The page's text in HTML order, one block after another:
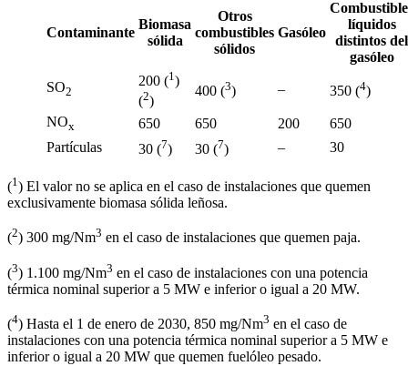
Contaminante
Biomasa
sólida
Otros
combustibles
sólidos
Gasóleo
líquidos
distintos del
gasóleo
SO2
200 (1)
(2)
400 (3) – 350 (4)
NOx 650 650 200
650
Partículas
30 (7) 30 (7) – 30
(1) El valor no se aplica en el caso de instalaciones que quemen
exclusivamente biomasa sólida leñosa.
(2) 300 mg/Nm3 en el caso de instalaciones que quemen paja.
(3) 1.100 mg/Nm3 en el caso de instalaciones con una potencia
térmica nominal superior a 5 MW e inferior o igual a 20 MW.
(4) Hasta el 1 de enero de 2030, 850 mg/Nm3 en el caso de
instalaciones con una potencia térmica nominal superior a 5 MW e
inferior o igual a 20 MW que quemen fuelóleo pesado.